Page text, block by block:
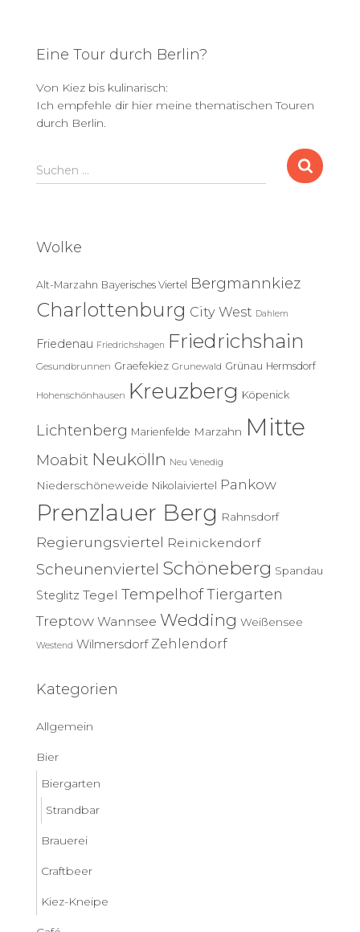
Eine Tour durch Berlin?
Von Kiez bis kulinarisch:
Ich empfehle dir hier meine thematischen Touren
durch Berlin.
S
u
n
a
c
:
Suchen …
Wolke
Alt-Marzahn Bayerisches Viertel Bergmannkiez
Charlottenburg City West Dahlem
Friedenau Friedrichshagen Friedrichshain
Gesundbrunnen Graefekiez Grunewald Grünau Hermsdorf
Hohenschönhausen Kreuzberg Köpenick
Lichtenberg Marienfelde Marzahn Mitte
Moabit Neukölln Neu Venedig
Niederschöneweide Nikolaiviertel Pankow
Prenzlauer Berg Rahnsdorf
Regierungsviertel Reinickendorf
Scheunenviertel Schöneberg Spandau
Steglitz Tegel TempelhofTiergarten
Treptow Wannsee Wedding Weißensee
Westend Wilmersdorf Zehlendorf
Kategorien
Allgemein
Bier
Biergarten
Strandbar
Brauerei
Craftbeer
Kiez-Kneipe